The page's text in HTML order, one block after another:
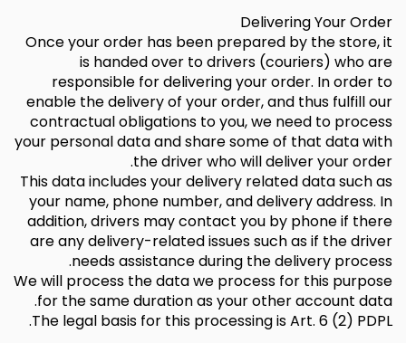
Delivering Your Order
Once your order has been prepared by the store, it
is handed over to drivers (couriers) who are
responsible for delivering your order. In order to
enable the delivery of your order, and thus fulfill our
contractual obligations to you, we need to process
your personal data and share some of that data with
the driver who will deliver your order.
This data includes your delivery related data such as
your name, phone number, and delivery address. In
addition, drivers may contact you by phone if there
are any delivery-related issues such as if the driver
needs assistance during the delivery process.
We will process the data we process for this purpose
for the same duration as your other account data.
The legal basis for this processing is Art. 6 (2) PDPL.